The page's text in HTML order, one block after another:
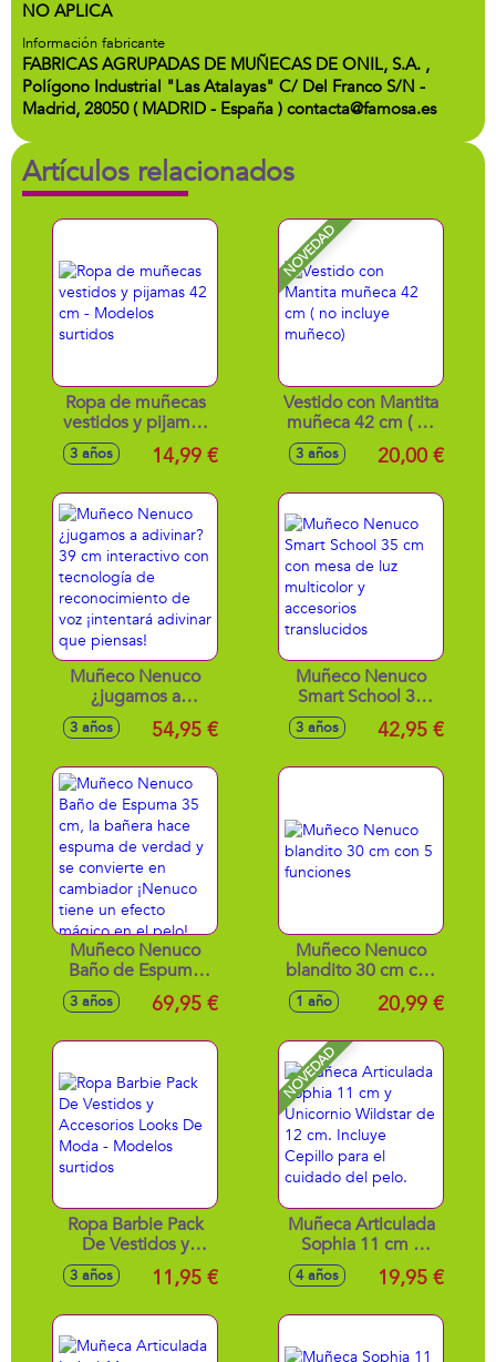
NO APLICA
Información fabricante
FABRICAS AGRUPADAS DE MUÑECAS DE ONIL, S.A. ,
Polígono Industrial "Las Atalayas" C/ Del Franco S/N -
Madrid, 28050 ( MADRID - España ) contacta@famosa.es
Artículos relacionados
Ropa de muñecas
vestidos y pijamas
42 cm - Modelos
surtidos
3 años 14,99 €
NOVEDAD
Vestido con Mantita
muñeca 42 cm ( no
incluye muñeco)
3 años 20,00 €
Muñeco Nenuco
¿jugamos a
adivinar? 39 cm
interactivo con
reconocimiento de
voz ¡intentará
adivinar que
piensas!
3 años 54,95 €
Muñeco Nenuco
Smart School 35
cm con mesa de
luz multicolor y
3 años 42,95 €
Muñeco Nenuco
Baño de Espuma
35 cm, la bañera
hace espuma de
cambiador ¡Nenuco
tiene un efecto
mágico en el pelo!
3 años 69,95 €
Muñeco Nenuco
blandito 30 cm con
5 funciones
1 año 20,99 €
Ropa Barbie Pack
De Vestidos y
Accesorios Looks
De Moda -
3 años 11,95 €
NOVEDAD
Muñeca Articulada
Sophia 11 cm y
Unicornio Wildstar
de 12 cm. Incluye
4 años 19,95 €